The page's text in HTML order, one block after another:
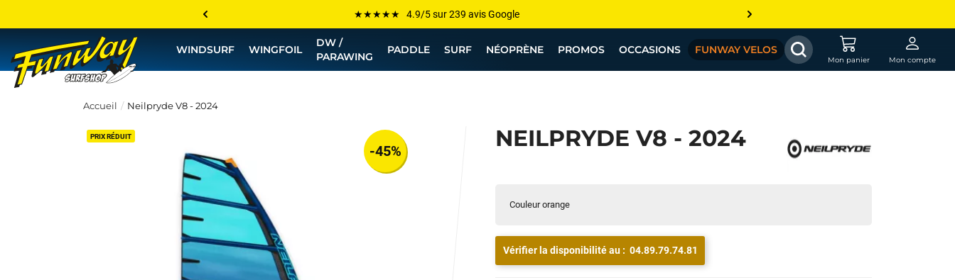
Les plus grandes marques sont chez Funway
Jusqu’à -75% de remise sur le windsurf, wingfoil, etc...
💰 Meilleur prix garanti — Moins cher ailleurs ? On s’aligne !
WINDSURF WINGFOIL
DW /
PARAWING
PADDLE SURF NÉOPRÈNE PROMOS OCCASIONS FUNWAY VELOS
Mon panier Mon compte
Accueil Neilpryde V8 - 2024
NEILPRYDE V8 - 2024
PRIX RÉDUIT
-45%
Couleur orange
Vérifier la disponibilité au : 04.89.79.74.81